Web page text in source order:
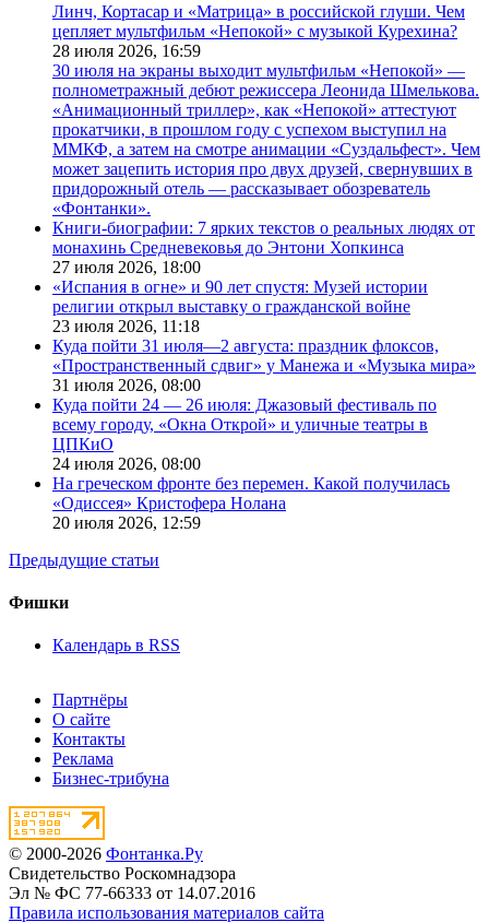
Линч, Кортасар и «Матрица» в российской глуши. Чем
цепляет мультфильм «Непокой» с музыкой Курехина?
28 июля 2026, 16:59
30 июля на экраны выходит мультфильм «Непокой» —
полнометражный дебют режиссера Леонида Шмелькова.
«Анимационный триллер», как «Непокой» аттестуют
прокатчики, в прошлом году с успехом выступил на
ММКФ, а затем на смотре анимации «Суздальфест». Чем
может зацепить история про двух друзей, свернувших в
придорожный отель — рассказывает обозреватель
«Фонтанки».
Книги-биографии: 7 ярких текстов о реальных людях от
монахинь Средневековья до Энтони Хопкинса
27 июля 2026, 18:00
«Испания в огне» и 90 лет спустя: Музей истории
религии открыл выставку о гражданской войне
23 июля 2026, 11:18
Куда пойти 31 июля—2 августа: праздник флоксов,
«Пространственный сдвиг» у Манежа и «Музыка мира»
31 июля 2026, 08:00
Куда пойти 24 — 26 июля: Джазовый фестиваль по
всему городу, «Окна Открой» и уличные театры в
ЦПКиО
24 июля 2026, 08:00
На греческом фронте без перемен. Какой получилась
«Одиссея» Кристофера Нолана
20 июля 2026, 12:59
Предыдущие статьи
Фишки
Календарь в RSS
Партнёры
О сайте
Контакты
Реклама
Бизнес-трибуна
© 2000-2026 Фонтанка.Ру
Свидетельство Роскомнадзора
Эл № ФС 77-66333 от 14.07.2016
Правила использования материалов сайта